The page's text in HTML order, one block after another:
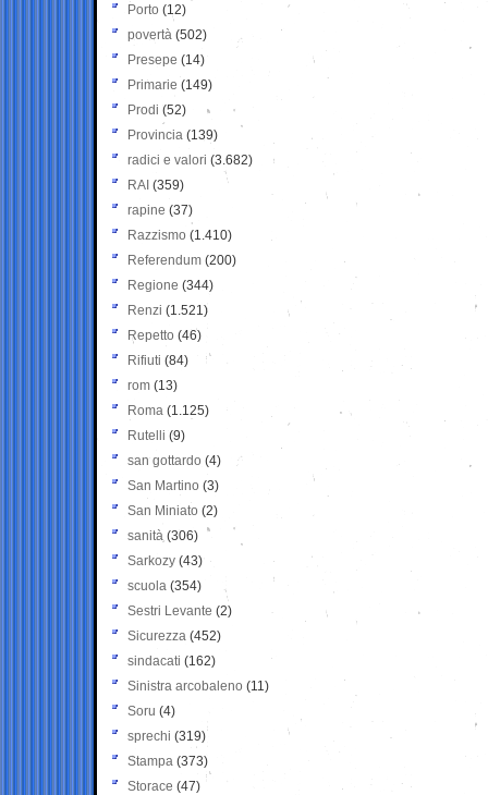
Porto (12)
povertà (502)
Presepe (14)
Primarie (149)
Prodi (52)
Provincia (139)
radici e valori (3.682)
RAI (359)
rapine (37)
Razzismo (1.410)
Referendum (200)
Regione (344)
Renzi (1.521)
Repetto (46)
Rifiuti (84)
rom (13)
Roma (1.125)
Rutelli (9)
san gottardo (4)
San Martino (3)
San Miniato (2)
sanità (306)
Sarkozy (43)
scuola (354)
Sestri Levante (2)
Sicurezza (452)
sindacati (162)
Sinistra arcobaleno (11)
Soru (4)
sprechi (319)
Stampa (373)
Storace (47)